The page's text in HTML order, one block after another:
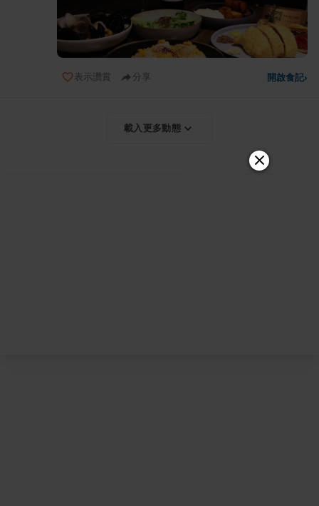
表示讚賞 分享 開啟食記›
載入更多動態